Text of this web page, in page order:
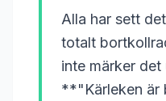
Alla har sett
totalt
inte märker det
**"Kärleken